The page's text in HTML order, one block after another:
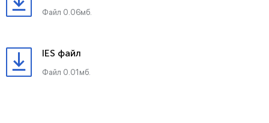
Файл 0.06мб.
IES файл
Файл 0.01мб.